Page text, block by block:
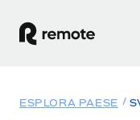
ESPLORA PAESE